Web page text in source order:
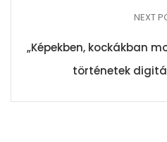
NEXT
„Képekben, kockákban
történetek